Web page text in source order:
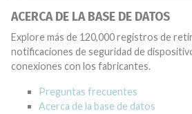
ACERCA DE LA BASE DE DATOS
Explore más de 120,000 registros de
notificaciones de seguridad de
conexiones con los fabricantes.
Preguntas frecuentes
Acerca de la base de datos